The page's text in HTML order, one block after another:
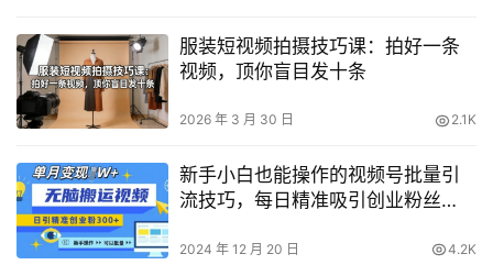
服装短视频拍摄技巧课：拍好一条
视频，顶你盲目发十条
2026 年 3 月 30 日 2.1K
新手小白也能操作的视频号批量引
流技巧，每日精准吸引创业粉丝
2024 年 12 月 20 日 4.2K